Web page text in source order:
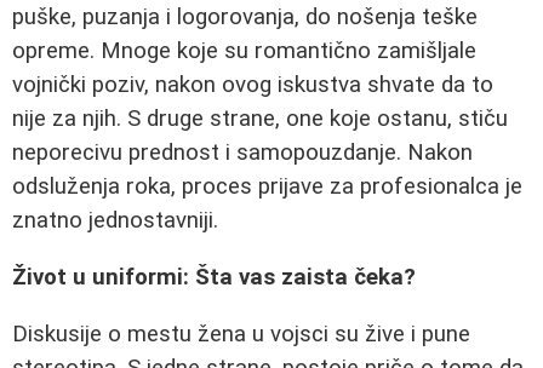
puške, puzanja i logorovanja, do nošenja teške
opreme. Mnoge koje su romantično zamišljale
vojnički poziv, nakon ovog iskustva shvate da to
nije za njih. S druge strane, one koje ostanu, stiču
neporecivu prednost i samopouzdanje. Nakon
odsluženja roka, proces prijave za profesionalca je
znatno jednostavniji.
Život u uniformi: Šta vas zaista čeka?
Diskusije o mestu žena u vojsci su žive i pune